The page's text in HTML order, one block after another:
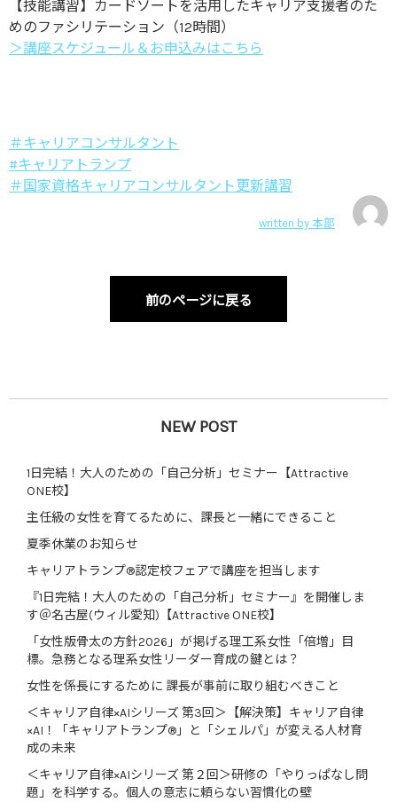
【技能講習】カードソートを活用したキャリア支援者のた
めのファシリテーション（12時間）
＞講座スケジュール＆お申込みはこちら
＃キャリアコンサルタント
#キャリアトランプ
＃国家資格キャリアコンサルタント更新講習
written by 本部
前のページに戻る
NEW POST
1日完結！大人のための「自己分析」セミナー【Attractive
ONE校】
主任級の女性を育てるために、課長と一緒にできること
夏季休業のお知らせ
キャリアトランプ®認定校フェアで講座を担当します
『1日完結！大人のための「自己分析」セミナー』を開催しま
す＠名古屋(ウィル愛知)【Attractive ONE校】
「女性版骨太の方針2026」が掲げる理工系女性「倍増」目
標。急務となる理系女性リーダー育成の鍵とは？
女性を係長にするために 課長が事前に取り組むべきこと
＜キャリア自律×AIシリーズ 第3回＞【解決策】キャリア自律
×AI！「キャリアトランプ®」と「シェルパ」が変える人材育
成の未来
＜キャリア自律×AIシリーズ 第２回＞研修の「やりっぱなし問
題」を科学する。個人の意志に頼らない習慣化の壁